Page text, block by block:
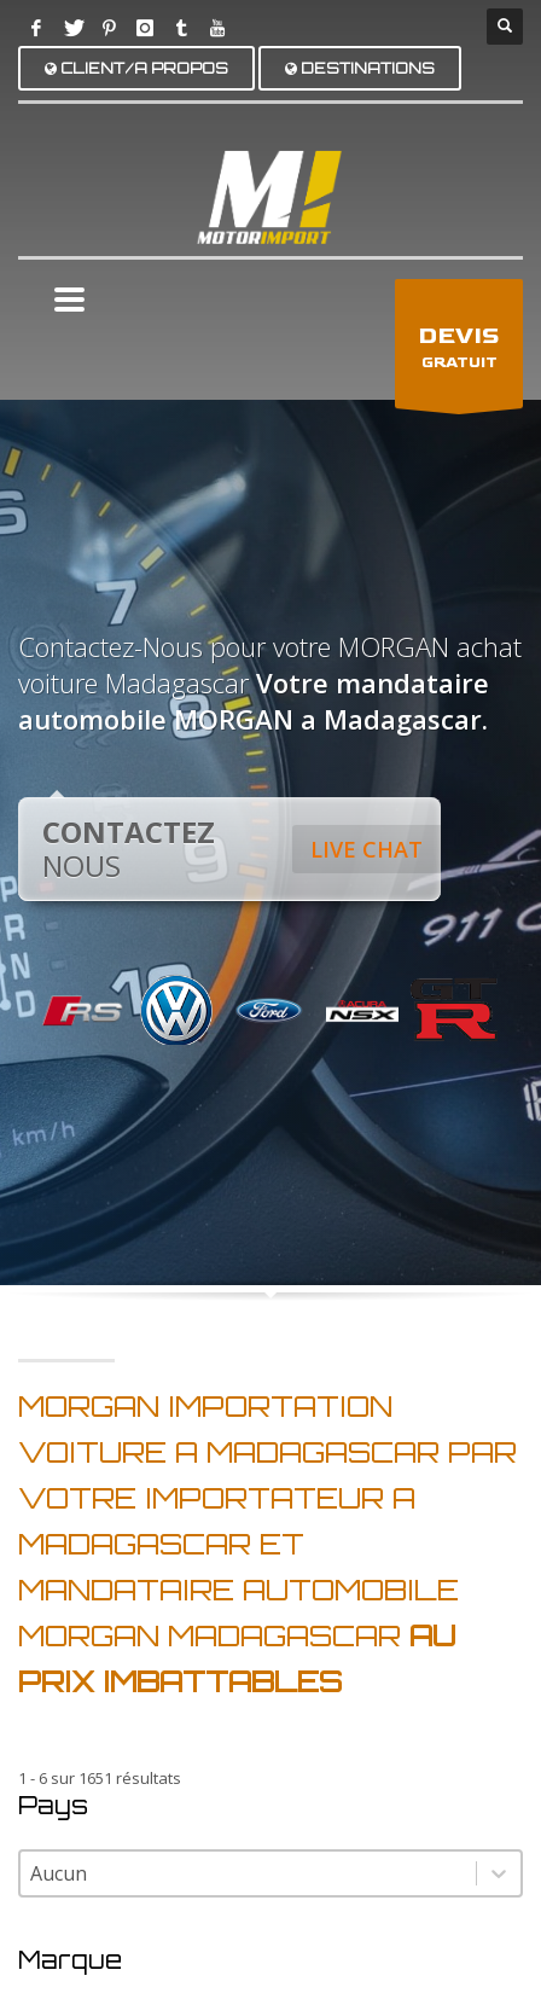
CLIENT/A PROPOS DESTINATIONS
DEVIS
GRATUIT
Contactez-Nous pour votre MORGAN achat
voiture MadagascarVotre mandataire
automobile MORGAN a Madagascar.
LIVE CHAT
CONTACTEZ
NOUS
MORGAN IMPORTATION
VOITURE A MADAGASCAR PAR
VOTRE IMPORTATEUR A
MADAGASCAR ET
MANDATAIRE AUTOMOBILE
MORGAN MADAGASCAR AU
PRIX IMBATTABLES
1 - 6 sur 1651 résultats
Pays
Pays
Pays
Marque